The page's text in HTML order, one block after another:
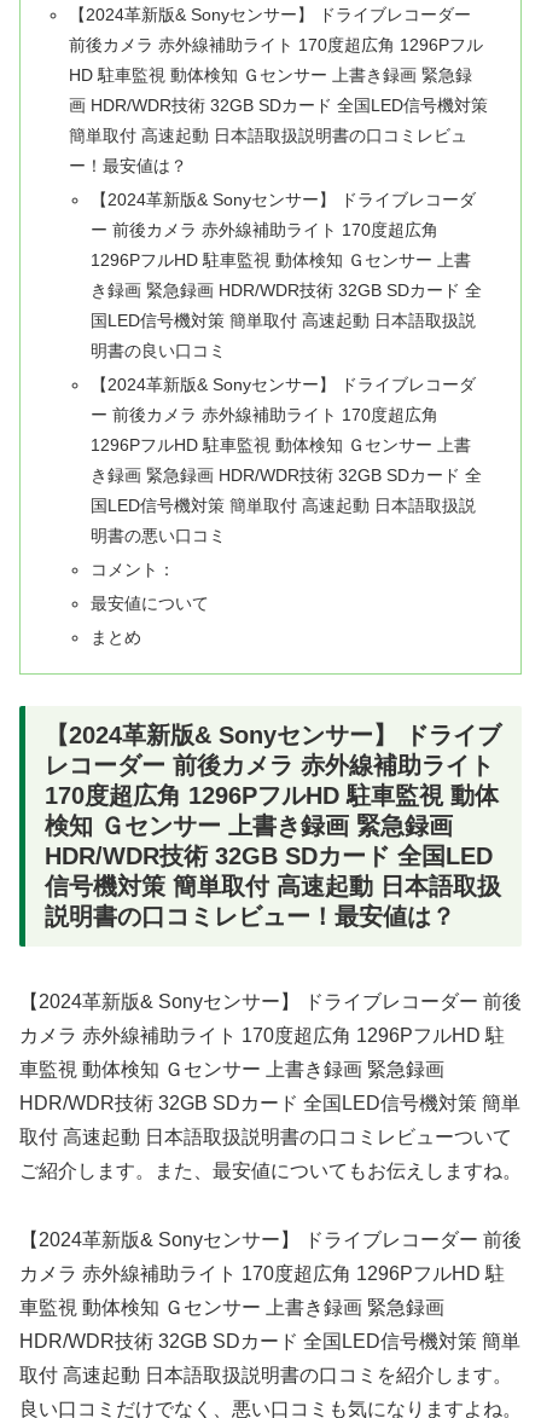
【2024革新版& Sonyセンサー】 ドライブレコーダー
前後カメラ 赤外線補助ライト 170度超広角 1296Pフル
HD 駐車監視 動体検知 Ｇセンサー 上書き録画 緊急録
画 HDR/WDR技術 32GB SDカード 全国LED信号機対策
簡単取付 高速起動 日本語取扱説明書の口コミレビュ
ー！最安値は？
【2024革新版& Sonyセンサー】 ドライブレコーダ
ー 前後カメラ 赤外線補助ライト 170度超広角
1296PフルHD 駐車監視 動体検知 Ｇセンサー 上書
き録画 緊急録画 HDR/WDR技術 32GB SDカード 全
国LED信号機対策 簡単取付 高速起動 日本語取扱説
明書の良い口コミ
【2024革新版& Sonyセンサー】 ドライブレコーダ
ー 前後カメラ 赤外線補助ライト 170度超広角
1296PフルHD 駐車監視 動体検知 Ｇセンサー 上書
き録画 緊急録画 HDR/WDR技術 32GB SDカード 全
国LED信号機対策 簡単取付 高速起動 日本語取扱説
明書の悪い口コミ
コメント：
最安値について
まとめ
【2024革新版& Sonyセンサー】 ドライブ
レコーダー 前後カメラ 赤外線補助ライト
170度超広角 1296PフルHD 駐車監視 動体
検知 Ｇセンサー 上書き録画 緊急録画
HDR/WDR技術 32GB SDカード 全国LED
信号機対策 簡単取付 高速起動 日本語取扱
説明書の口コミレビュー！最安値は？
【2024革新版& Sonyセンサー】 ドライブレコーダー 前後
カメラ 赤外線補助ライト 170度超広角 1296PフルHD 駐
車監視 動体検知 Ｇセンサー 上書き録画 緊急録画
HDR/WDR技術 32GB SDカード 全国LED信号機対策 簡単
取付 高速起動 日本語取扱説明書の口コミレビューついて
ご紹介します。また、最安値についてもお伝えしますね。
【2024革新版& Sonyセンサー】 ドライブレコーダー 前後
カメラ 赤外線補助ライト 170度超広角 1296PフルHD 駐
車監視 動体検知 Ｇセンサー 上書き録画 緊急録画
HDR/WDR技術 32GB SDカード 全国LED信号機対策 簡単
取付 高速起動 日本語取扱説明書の口コミを紹介します。
良い口コミだけでなく、悪い口コミも気になりますよね。